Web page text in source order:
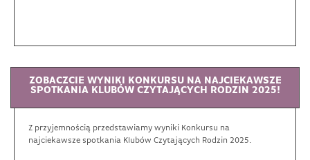
ZOBACZCIE WYNIKI KONKURSU NA NAJCIEKAWSZE
SPOTKANIA KLUBÓW CZYTAJĄCYCH RODZIN 2025!
Z przyjemnością przedstawiamy wyniki Konkursu na
najciekawsze spotkania Klubów Czytających Rodzin 2025.